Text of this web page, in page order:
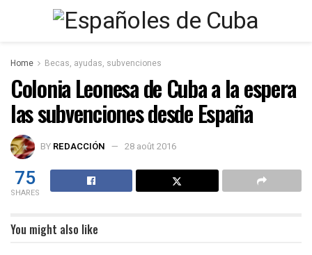
Home Becas, ayudas, subvenciones
Colonia Leonesa de Cuba a la espera
las subvenciones desde España
BY REDACCIÓN 28 août 2016
75
SHARES
You might also like